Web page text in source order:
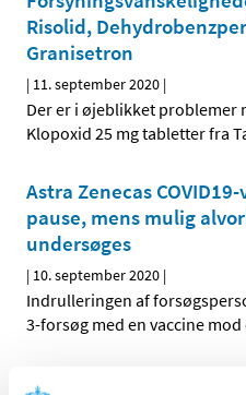
Risolid,
Granisetron
| 11. september 2020 |
Der er i øjeblikket problemer
Klopoxid 25 mg tabletter fra
Astra Zenecas
pause, mens mulig
undersøges
| 10. september 2020 |
Indrulleringen af
3-forsøg med en vaccine